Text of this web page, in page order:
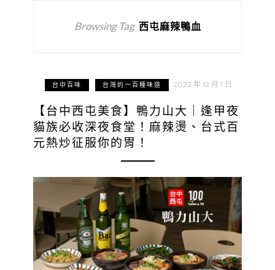
Browsing Tag 西屯麻辣鴨血
台中百味 台灣的一百種味道 2022 年 12 月 1 日
【台中西屯美食】鴨力山大｜逢甲夜
貓族必收深夜食堂！麻辣燙、台式百
元熱炒征服你的胃！